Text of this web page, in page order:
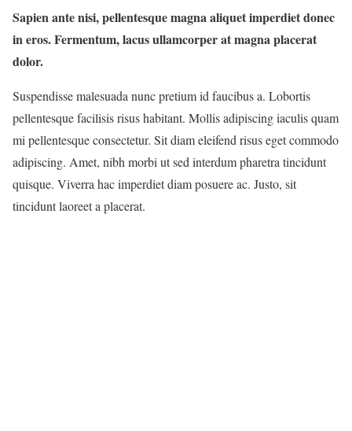
Sapien ante nisi, pellentesque magna aliquet imperdiet donec
in eros. Fermentum, lacus ullamcorper at magna placerat
dolor.
Suspendisse malesuada nunc pretium id faucibus a. Lobortis
pellentesque facilisis risus habitant. Mollis adipiscing iaculis quam
mi pellentesque consectetur. Sit diam eleifend risus eget commodo
adipiscing. Amet, nibh morbi ut sed interdum pharetra tincidunt
quisque. Viverra hac imperdiet diam posuere ac. Justo, sit
tincidunt laoreet a placerat.